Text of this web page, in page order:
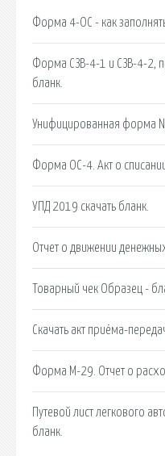
Форма 4-ОС - как
Форма СЗВ-4-1 и СЗВ-4-2,
бланк.
Унифицированная форма
Форма ОС-4. Акт о
УПД 2019 скачать бланк.
Отчет о движении
Товарный чек Образец -
Скачать акт приёма-
Форма М-29. Отчет о
Путевой лист легкового
бланк.